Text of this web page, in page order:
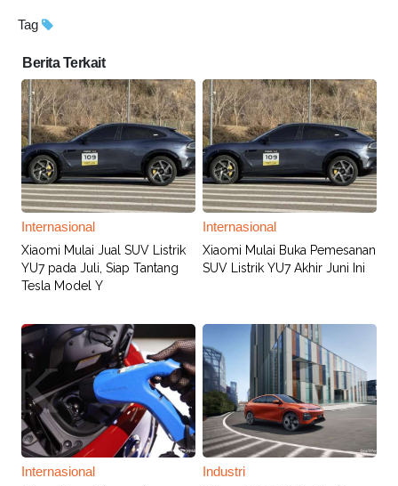
Tag
Berita Terkait
Internasional
Xiaomi Mulai Jual SUV Listrik
YU7 pada Juli, Siap Tantang
Tesla Model Y
Internasional
Xiaomi Mulai Buka Pemesanan
SUV Listrik YU7 Akhir Juni Ini
Internasional Industri